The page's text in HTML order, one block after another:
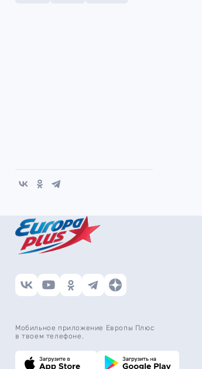
Мобильное приложение Европы Плюс
в твоем телефоне.